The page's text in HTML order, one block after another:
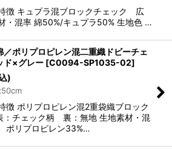
徴 キュプラ混ブロックチェック 広
・混率 綿50%/キュプラ50% 生地色 …
ポリプロピレン混二重織ドビーチェ
×グレー [C0094-SP1035-02]
)
徴 ポリプロピレン混2重袋織ブロック
：チェック柄 裏：無地 生地素材・混
ポリプロピレン33%…